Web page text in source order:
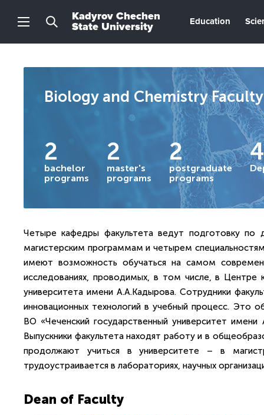
Kadyrov Chechen
State University
Education
Biology and Chemistry Faculty
2
bachelor
programs
2
master's
programs
2
postgraduate
programs
4
Четыре кафедры факультета ведут подготовку по
магистерским программам и четырем
имеют возможность обучаться на самом
исследованиях, проводимых, в том числе, в Центре
университета имени А.А.Кадырова. Сотрудники
инновационных технологий в учебный процесс. Это
ВО «Чеченский государственный университет
Выпускники факультета находят работу и в
продолжают учиться в университете – в
трудоустраивается в лабораториях, научных
Dean of Faculty